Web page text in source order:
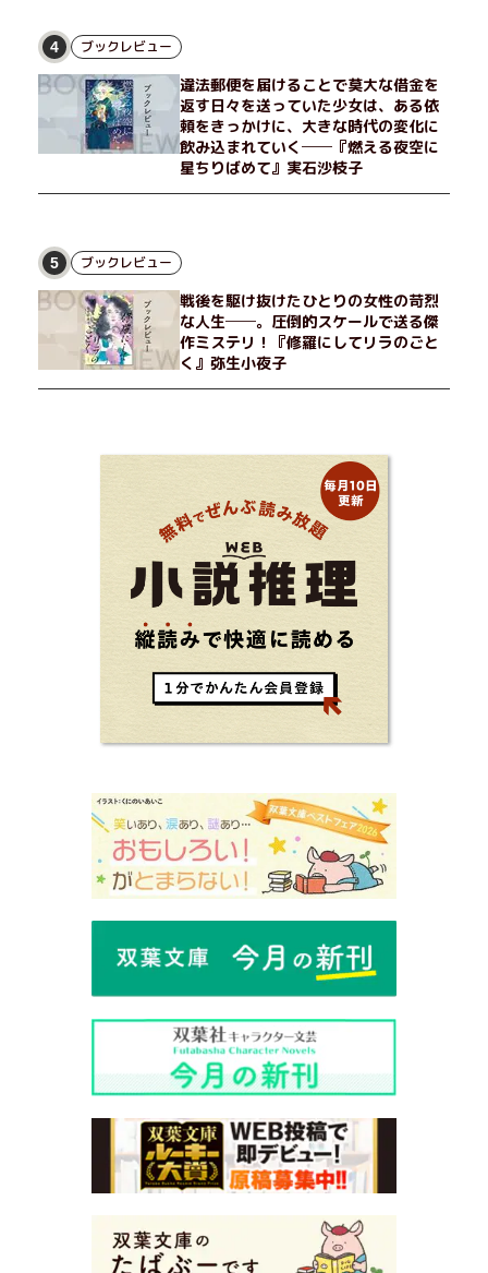
4 ブックレビュー
違法郵便を届けることで莫大な借金を
返す日々を送っていた少女は、ある依
頼をきっかけに、大きな時代の変化に
飲み込まれていく──『燃える夜空に
星ちりばめて』実石沙枝子
5 ブックレビュー
戦後を駆け抜けたひとりの女性の苛烈
な人生──。圧倒的スケールで送る傑
作ミステリ！『修羅にしてリラのごと
く』弥生小夜子